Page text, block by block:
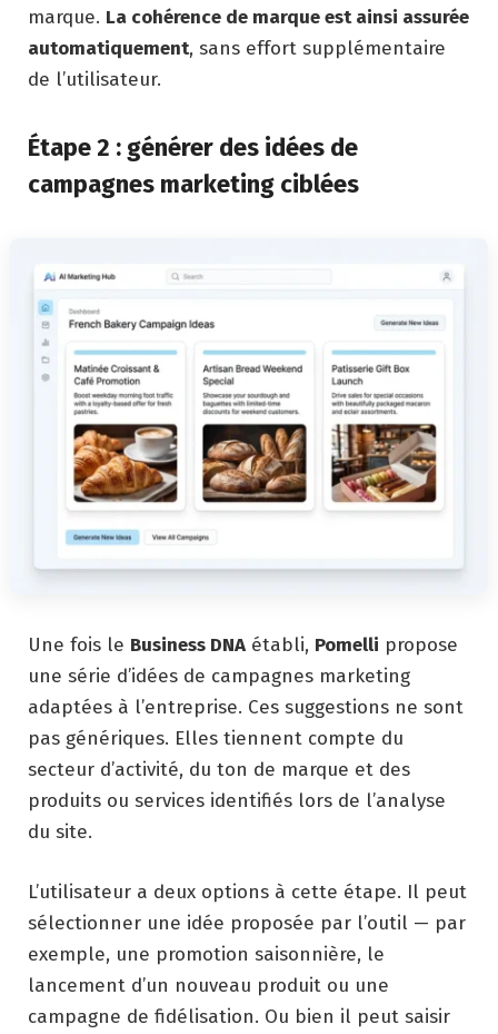
marque. La cohérence de marque est ainsi assurée
automatiquement, sans effort supplémentaire
de l’utilisateur.
Étape 2 : générer des idées de
campagnes marketing ciblées
Une fois le Business DNA établi, Pomelli propose
une série d’idées de campagnes marketing
adaptées à l’entreprise. Ces suggestions ne sont
pas génériques. Elles tiennent compte du
secteur d’activité, du ton de marque et des
produits ou services identifiés lors de l’analyse
du site.
L’utilisateur a deux options à cette étape. Il peut
sélectionner une idée proposée par l’outil — par
exemple, une promotion saisonnière, le
lancement d’un nouveau produit ou une
campagne de fidélisation. Ou bien il peut saisir